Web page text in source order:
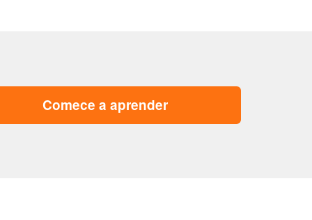
Comece a aprender